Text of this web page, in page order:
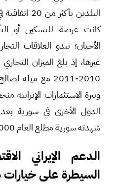
البلدين
كانت عرضة للتسكين أو
الأحيان؛ تبدو العلاقات
غيرها،
2010-2011 مع
وتيرة الاستثمارات الإيرانية
الدول الأخرى في سورية بعد
شهدته سورية مطلع العام 2000.
الدعم الإيراني
السيطرة على